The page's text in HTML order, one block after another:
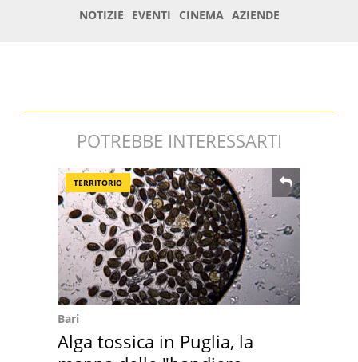
POTREBBE INTERESSARTI
TERRITORIO
Bari
Alga tossica in Puglia, la